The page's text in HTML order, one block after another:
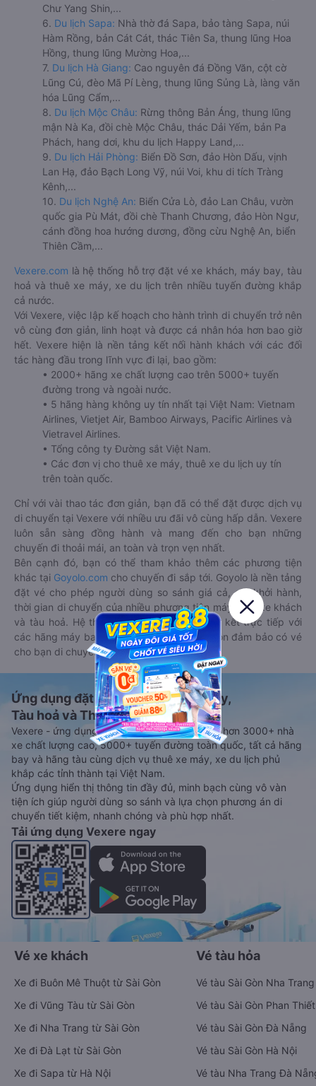
Chư Yang Shin,...
6. Du lịch Sapa: Nhà thờ đá Sapa, bảo tàng Sapa, núi
Hàm Rồng, bản Cát Cát, thác Tiên Sa, thung lũng Hoa
Hồng, thung lũng Mường Hoa,...
7. Du lịch Hà Giang: Cao nguyên đá Đồng Văn, cột cờ
Lũng Cú, đèo Mã Pí Lèng, thung lũng Sủng Là, làng văn
hóa Lũng Cẩm,...
8. Du lịch Mộc Châu: Rừng thông Bản Áng, thung lũng
mận Nà Ka, đồi chè Mộc Châu, thác Dải Yếm, bản Pa
Phách, hang dơi, khu du lịch Happy Land,...
9. Du lịch Hải Phòng: Biển Đồ Sơn, đảo Hòn Dấu, vịnh
Lan Hạ, đảo Bạch Long Vỹ, núi Voi, khu di tích Tràng
Kênh,...
10. Du lịch Nghệ An: Biển Cửa Lò, đảo Lan Châu, vườn
quốc gia Pù Mát, đồi chè Thanh Chương, đảo Hòn Ngư,
cánh đồng hoa hướng dương, đồng cừu Nghệ An, biển
Thiên Cầm,...
Vexere.com là hệ thống hỗ trợ đặt vé xe khách, máy bay, tàu
hoả và thuê xe máy, xe du lịch trên nhiều tuyến đường khắp
cả nước.
Với Vexere, việc lập kế hoạch cho hành trình di chuyển trở nên
vô cùng đơn giản, linh hoạt và được cá nhân hóa hơn bao giờ
hết. Vexere hiện là nền tảng kết nối hành khách với các đối
tác hàng đầu trong lĩnh vực đi lại, bao gồm:
• 2000+ hãng xe chất lượng cao trên 5000+ tuyến
đường trong và ngoài nước.
• 5 hãng hàng không uy tín nhất tại Việt Nam: Vietnam
Airlines, Vietjet Air, Bamboo Airways, Pacific Airlines và
Vietravel Airlines.
• Tổng công ty Đường sắt Việt Nam.
• Các đơn vị cho thuê xe máy, thuê xe du lịch uy tín
trên toàn quốc.
Chỉ với vài thao tác đơn giản, bạn đã có thể đặt được dịch vụ
di chuyển tại Vexere với nhiều ưu đãi vô cùng hấp dẫn. Vexere
luôn sẵn sàng đồng hành và mang đến cho bạn những
chuyến đi thoải mái, an toàn và trọn vẹn nhất.
Bên cạnh đó, bạn có thể tham khảo thêm các phương tiện
khác tại Goyolo.com cho chuyến đi sắp tới. Goyolo là nền tảng
đặt vé cho phép người dùng so sánh giá cả, giờ khởi hành,
thời gian di chuyển của nhiều phương tiện máy bay, xe khách
và tàu hoả. Hệ thống của Goyolo được liên kết trực tiếp với
các hãng máy bay, xe khách và tàu hoả, luôn đảm bảo có vé
cho bạn di chuyển.
Ứng dụng đặt vé Xe khách, Máy bay,
Tàu hoả và Thuê xe
Vexere - ứng dụng đặt vé đa phương tiện với hơn 3000+ nhà
xe chất lượng cao, 5000+ tuyến đường toàn quốc, tất cả hãng
bay và hãng tàu cùng dịch vụ thuê xe máy, xe du lịch phủ
khắp các tỉnh thành tại Việt Nam.
Ứng dụng hiển thị thông tin đầy đủ, minh bạch cùng vô vàn
tiện ích giúp người dùng so sánh và lựa chọn phương án di
chuyển tiết kiệm, nhanh chóng và phù hợp nhất.
Tải ứng dụng Vexere ngay
Vé xe khách
Xe đi Buôn Mê Thuột từ Sài Gòn
Xe đi Vũng Tàu từ Sài Gòn
Xe đi Nha Trang từ Sài Gòn
Xe đi Đà Lạt từ Sài Gòn
Xe đi Sapa từ Hà Nội
Vé tàu hỏa
Vé tàu Sài Gòn Nha Trang
Vé tàu Sài Gòn Phan Thiết
Vé tàu Sài Gòn Đà Nẵng
Vé tàu Sài Gòn Hà Nội
Vé tàu Nha Trang Đà